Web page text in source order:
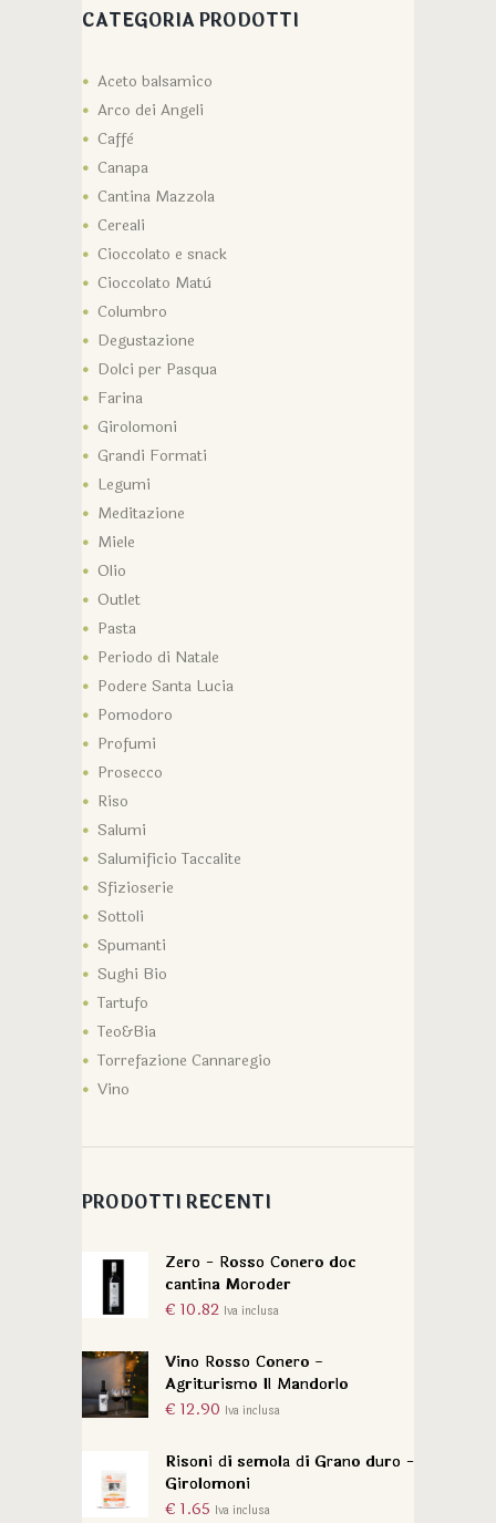
CATEGORIA PRODOTTI
Aceto balsamico
Arco dei Angeli
Caffè
Canapa
Cantina Mazzola
Cereali
Cioccolato e snack
Cioccolato Matù
Columbro
Degustazione
Dolci per Pasqua
Farina
Girolomoni
Grandi Formati
Legumi
Meditazione
Miele
Olio
Outlet
Pasta
Periodo di Natale
Podere Santa Lucia
Pomodoro
Profumi
Prosecco
Riso
Salumi
Salumificio Taccalite
Sfizioserie
Sottoli
Spumanti
Sughi Bio
Tartufo
Teo&Bia
Torrefazione Cannaregio
Vino
PRODOTTI RECENTI
Zero - Rosso Conero doc
cantina Moroder
€ 10.82 Iva inclusa
Vino Rosso Conero -
Agriturismo Il Mandorlo
€ 12.90 Iva inclusa
Risoni di semola di Grano duro -
Girolomoni
€ 1.65 Iva inclusa